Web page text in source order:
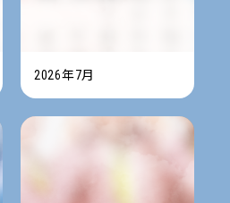
2026年7月